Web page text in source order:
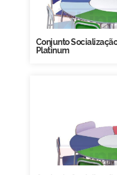
Conjunto
Platinum